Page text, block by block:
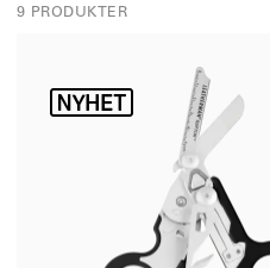
9 PRODUKTER